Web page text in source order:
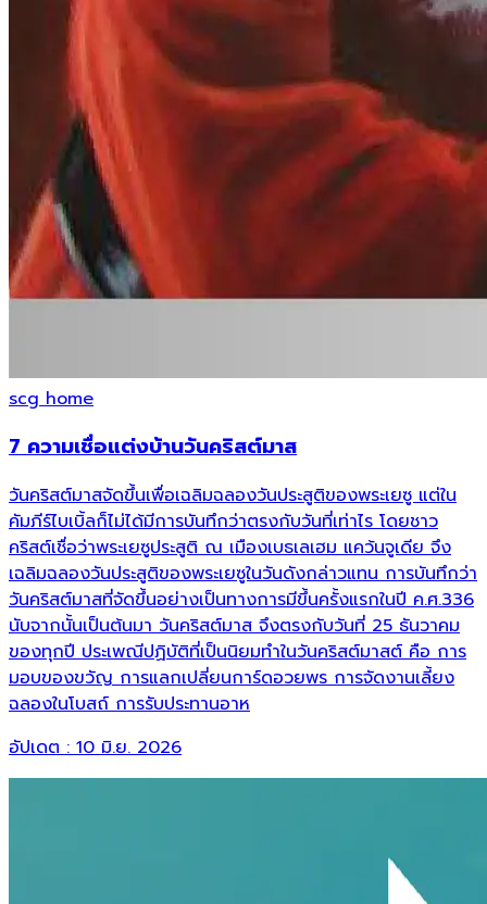
scg home
7 ความเชื่อแต่งบ้านวันคริสต์มาส
วันคริสต์มาสจัดขึ้นเพื่อเฉลิมฉลองวันประสูติของพระเยซู แต่ใน
คัมภีร์ไบเบิ้ลก็ไม่ได้มีการบันทึกว่าตรงกับวันที่เท่าไร โดยชาว
คริสต์เชื่อว่าพระเยซูประสูติ ณ เมืองเบธเลเฮม แคว้นจูเดีย จึง
เฉลิมฉลองวันประสูติของพระเยซูในวันดังกล่าวแทน การบันทึกว่า
วันคริสต์มาสที่จัดขึ้นอย่างเป็นทางการมีขึ้นครั้งแรกในปี ค.ศ.336
นับจากนั้นเป็นต้นมา วันคริสต์มาส จึงตรงกับวันที่ 25 ธันวาคม
ของทุกปี ประเพณีปฏิบัติที่เป็นนิยมทำในวันคริสต์มาสต์ คือ การ
มอบของขวัญ การแลกเปลี่ยนการ์ดอวยพร การจัดงานเลี้ยง
ฉลองในโบสถ์ การรับประทานอาห
อัปเดต :10 มิ.ย. 2026